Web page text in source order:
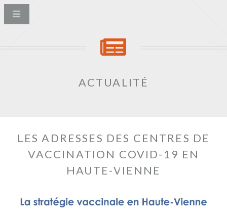
ACTUALITÉ
LES ADRESSES DES CENTRES DE
VACCINATION COVID-19 EN
HAUTE-VIENNE